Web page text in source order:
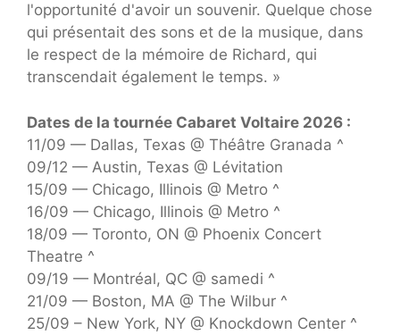
l'opportunité d'avoir un souvenir. Quelque chose
qui présentait des sons et de la musique, dans
le respect de la mémoire de Richard, qui
transcendait également le temps. »
Dates de la tournée Cabaret Voltaire 2026 :
11/09 — Dallas, Texas @ Théâtre Granada ^
09/12 — Austin, Texas @ Lévitation
15/09 — Chicago, Illinois @ Metro ^
16/09 — Chicago, Illinois @ Metro ^
18/09 — Toronto, ON @ Phoenix Concert
Theatre ^
09/19 — Montréal, QC @ samedi ^
21/09 — Boston, MA @ The Wilbur ^
25/09 – New York, NY @ Knockdown Center ^